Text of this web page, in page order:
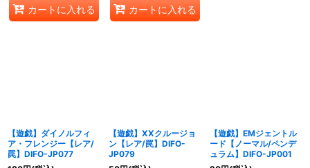
カートに入れる カートに入れる
【遊戯】ダイノルフィ
ア・フレンジー【レア/
罠】DIFO-JP077
【遊戯】XXクルージョ
ン【レア/罠】DIFO-
JP079
【遊戯】EMジェントル
ード【ノーマル/ペンデ
ュラム】DIFO-JP001